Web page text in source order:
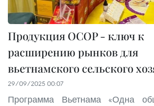
Продукция OCOP - ключ к
расширению рынков для
вьетнамского сельского
29/09/2025 00:07
Программа Вьетнама «Одна